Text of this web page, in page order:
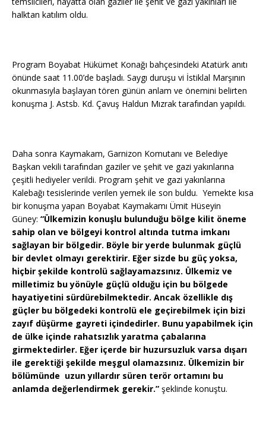
halktan katılım oldu.
Program Boyabat Hükümet Konağı bahçesindeki Atatürk anıtı
önünde saat 11.00’de başladı. Saygı duruşu vi İstiklal Marşının
okunmasıyla başlayan tören günün anlam ve önemini belirten
konuşma J. Astsb. Kd. Çavuş Haldun Mızrak tarafından yapıldı.
Daha sonra Kaymakam, Garnizon Komutanı ve Belediye
Başkan vekili tarafından gaziler ve şehit ve gazi yakınlarına
çeşitli hediyeler verildi. Program şehit ve gazi yakınlarına
Kalebağı tesislerinde verilen yemek ile son buldu. Yemekte kısa
bir konuşma yapan Boyabat Kaymakamı Ümit Hüseyin
Güney: “Ülkemizin konuşlu bulunduğu bölge kilit öneme
sahip olan ve bölgeyi kontrol altında tutma imkanı
sağlayan bir bölgedir. Böyle bir yerde bulunmak güçlü
bir devlet olmayı gerektirir. Eğer sizde bu güç yoksa,
hiçbir şekilde kontrolü sağlayamazsınız. Ülkemiz ve
milletimiz bu yönüyle güçlü olduğu için bu bölgede
hayatiyetini sürdürebilmektedir. Ancak özellikle dış
güçler bu bölgedeki kontrolü ele geçirebilmek için bizi
zayıf düşürme gayreti içindedirler. Bunu yapabilmek için
de ülke içinde rahatsızlık yaratma çabalarına
girmektedirler. Eğer içerde bir huzursuzluk varsa dışarı
ile gerektiği şekilde meşgul olamazsınız. Ülkemizin bir
bölümünde uzun yıllardır süren terör ortamını bu
anlamda değerlendirmek gerekir.” şeklinde konuştu.